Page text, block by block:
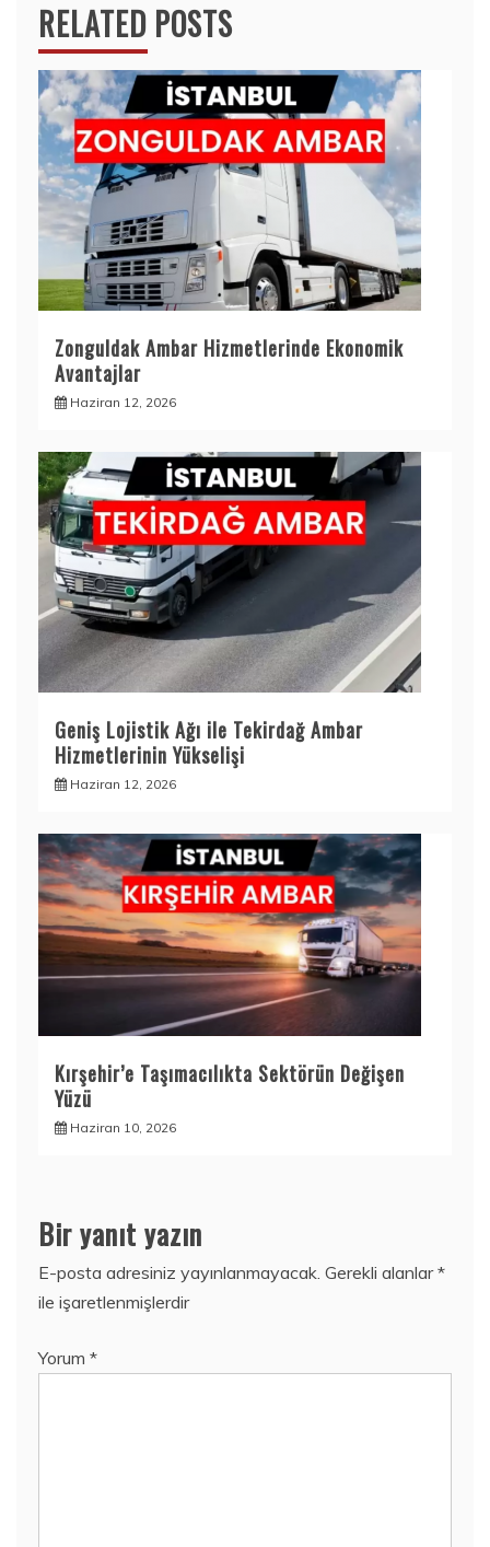
RELATED POSTS
Zonguldak Ambar Hizmetlerinde Ekonomik
Avantajlar
Haziran 12, 2026
Geniş Lojistik Ağı ile Tekirdağ Ambar
Hizmetlerinin Yükselişi
Haziran 12, 2026
Kırşehir’e Taşımacılıkta Sektörün Değişen
Yüzü
Haziran 10, 2026
Bir yanıt yazın
E-posta adresiniz yayınlanmayacak. Gerekli alanlar*
ile işaretlenmişlerdir
Yorum *